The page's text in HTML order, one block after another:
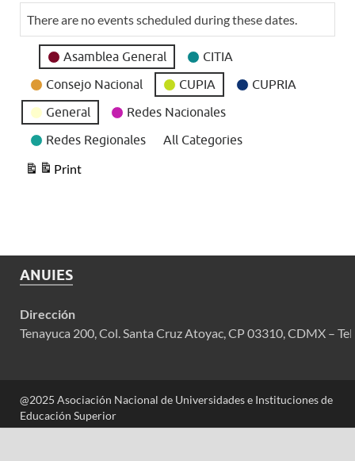
There are no events scheduled during these dates.
Event
Categories
Asamblea General
CITIA
Consejo Nacional
CUPIA
CUPRIA
General
Redes Nacionales
Redes Regionales
All Categories
Print
View
ANUIES
Dirección
Tenayuca 200, Col. Santa Cruz Atoyac, CP 03310, CDMX –
@2025 Asociación Nacional de Universidades e Instituciones de
Educación Superior